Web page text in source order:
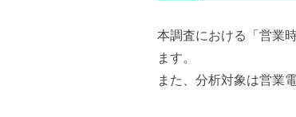
本調査における「営業
ます。
また、分析対象は営業